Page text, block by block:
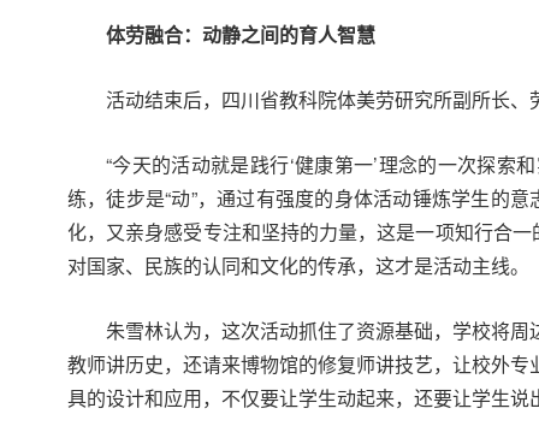
体劳融合：动静之间的育人智慧
活动结束后，四川省教科院体美劳研究所副所长
“今天的活动就是践行‘健康第一’理念的一次探索
练，徒步是“动”，通过有强度的身体活动锤炼学生的
化，又亲身感受专注和坚持的力量，这是一项知行合
对国家、民族的认同和文化的传承，这才是活动主线。
朱雪林认为，这次活动抓住了资源基础，学校将
教师讲历史，还请来博物馆的修复师讲技艺，让校外
具的设计和应用，不仅要让学生动起来，还要让学生